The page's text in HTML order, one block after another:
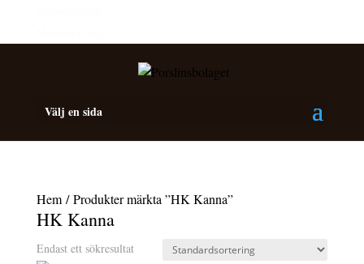
Välj en sida
Hem/ Produkter märkta ”HK Kanna”
HK Kanna
Endast ett sökresultat